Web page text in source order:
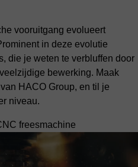
vooruitgang evolueert
in deze evolutie
die je weten te verbluffen door
bewerking. Maak
HACO Group, en til je
niveau.
freesmachine